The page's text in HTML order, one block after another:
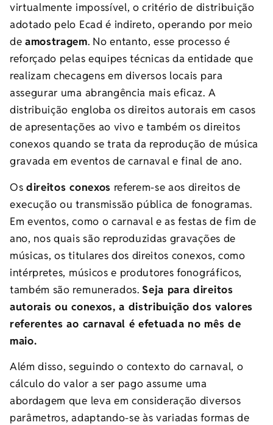
virtualmente impossível, o critério de distribuição
adotado pelo Ecad é indireto, operando por meio
deamostragem. No entanto, esse processo é
reforçado pelas equipes técnicas da entidade que
realizam checagens em diversos locais para
assegurar uma abrangência mais eficaz. A
distribuição engloba os direitos autorais em casos
de apresentações ao vivo e também os direitos
conexos quando se trata da reprodução de música
gravada em eventos de carnaval e final de ano.
Osdireitos conexos referem-se aos direitos de
execução ou transmissão pública de fonogramas.
Em eventos, como o carnaval e as festas de fim de
ano, nos quais são reproduzidas gravações de
músicas, os titulares dos direitos conexos, como
intérpretes, músicos e produtores fonográficos,
também são remunerados.Seja para direitos
autorais ou conexos, a distribuição dos valores
referentes ao carnaval é efetuada no mês de
maio.
Além disso, seguindo o contexto do carnaval, o
cálculo do valor a ser pago assume uma
abordagem que leva em consideração diversos
parâmetros, adaptando-se às variadas formas de